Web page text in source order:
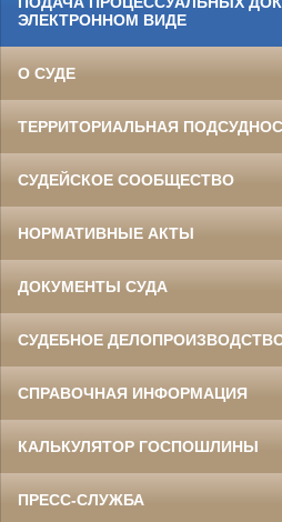
ЭЛЕКТРОННОМ ВИДЕ
О СУДЕ
ТЕРРИТОРИАЛЬНАЯ
СУДЕЙСКОЕ СООБЩЕСТВО
НОРМАТИВНЫЕ АКТЫ
ДОКУМЕНТЫ СУДА
СУДЕБНОЕ
СПРАВОЧНАЯ ИНФОРМАЦИЯ
КАЛЬКУЛЯТОР ГОСПОШЛИНЫ
ПРЕСС-СЛУЖБА